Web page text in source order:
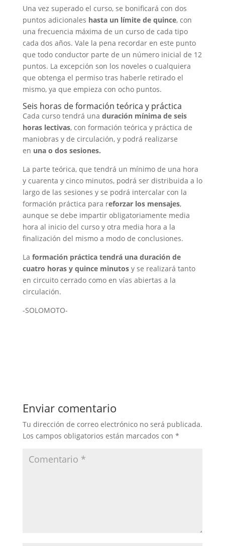
Una vez superado el curso, se bonificará con dos
puntos adicionales hasta un límite de quince, con
una frecuencia máxima de un curso de cada tipo
cada dos años. Vale la pena recordar en este punto
que todo conductor parte de un número inicial de 12
puntos. La excepción son los noveles o cualquiera
que obtenga el permiso tras haberle retirado el
mismo, ya que empieza con ocho puntos.
Seis horas de formación teórica y práctica
Cada curso tendrá una duración mínima de seis
horas lectivas, con formación teórica y práctica de
maniobras y de circulación, y podrá realizarse
en una o dos sesiones.
La parte teórica, que tendrá un mínimo de una hora
y cuarenta y cinco minutos, podrá ser distribuida a lo
largo de las sesiones y se podrá intercalar con la
formación práctica para reforzar los mensajes,
aunque se debe impartir obligatoriamente media
hora al inicio del curso y otra media hora a la
finalización del mismo a modo de conclusiones.
La formación práctica tendrá una duración de
cuatro horas y quince minutos y se realizará tanto
en circuito cerrado como en vías abiertas a la
circulación.
-SOLOMOTO-
Enviar comentario
Tu dirección de correo electrónico no será publicada.
Los campos obligatorios están marcados con *